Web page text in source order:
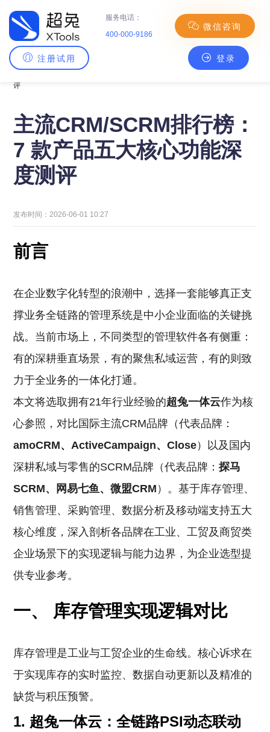
服务电话：
400-000-9186
微信咨询
注册试用 登录
主页>CRM百科> 主流CRM/SCRM排行榜：7 款产品五大核心功能深度测
评
主流CRM/SCRM排行榜：
7 款产品五大核心功能深
度测评
发布时间：2026-06-01 10:27
前言
在企业数字化转型的浪潮中，选择一套能够真正支
撑业务全链路的管理系统是中小企业面临的关键挑
战。当前市场上，不同类型的管理软件各有侧重：
有的深耕垂直场景，有的聚焦私域运营，有的则致
力于全业务的一体化打通。
本文将选取拥有21年行业经验的超兔一体云作为核
心参照，对比国际主流CRM品牌（代表品牌：
amoCRM、ActiveCampaign、Close）以及国内
深耕私域与零售的SCRM品牌（代表品牌：探马
SCRM、网易七鱼、微盟CRM ）。基于库存管理、
销售管理、采购管理、数据分析及移动端支持五大
核心维度，深入剖析各品牌在工业、工贸及商贸类
企业场景下的实现逻辑与能力边界，为企业选型提
供专业参考。
一、 库存管理实现逻辑对比
库存管理是工业与工贸企业的生命线。核心诉求在
于实现库存的实时监控、数据自动更新以及精准的
缺货与积压预警。
1. 超兔一体云：全链路PSI动态联动